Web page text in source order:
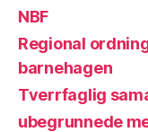
NBF
Regional
barnehagen
Tverrfaglig
ubegrunnede